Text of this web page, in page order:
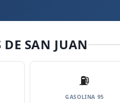
DE SAN JUAN
⛽️
GASOLINA 95